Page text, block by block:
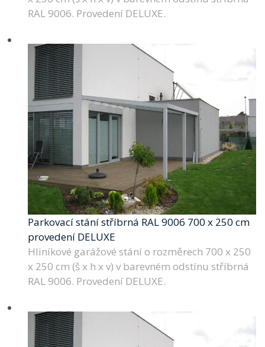
RAL 9006. Provedení DELUXE.
Parkovací stání stříbrná RAL 9006 700 x 250 cm
provedení DELUXE
Hliníkové garážové stání o rozměrech 700 x 250
x 250 cm (š x h x v) v barevném odstínu stříbrná
RAL 9006. Provedení DELUXE.